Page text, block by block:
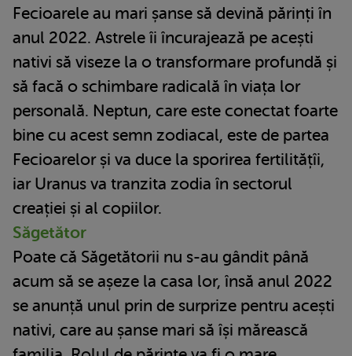
Fecioarele au mari șanse să devină părinți în
anul 2022. Astrele îi încurajează pe acești
nativi să viseze la o transformare profundă și
să facă o schimbare radicală în viața lor
personală. Neptun, care este conectat foarte
bine cu acest semn zodiacal, este de partea
Fecioarelor și va duce la sporirea fertilitățîi,
iar Uranus va tranzita zodia în sectorul
creației și al copiilor.
Săgetător
Poate că Săgetătorii nu s-au gândit până
acum să se așeze la casa lor, însă anul 2022
se anunță unul prin de surprize pentru acești
nativi, care au șanse mari să își mărească